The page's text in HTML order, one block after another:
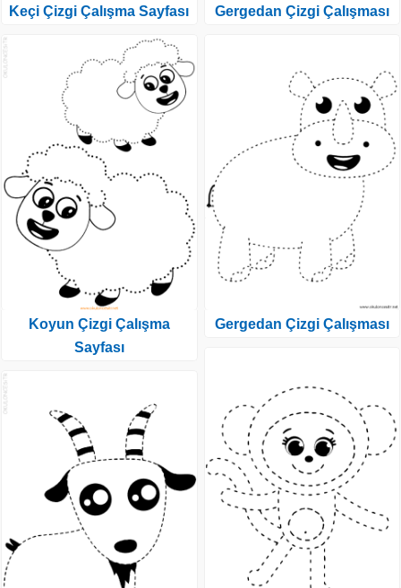
Keçi Çizgi Çalışma Sayfası
Koyun Çizgi Çalışma
Sayfası
Gergedan Çizgi Çalışması
Gergedan Çizgi Çalışması